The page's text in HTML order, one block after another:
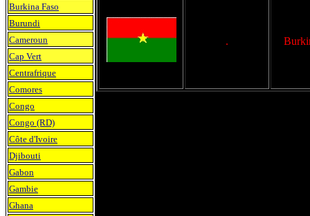
.
Burkina Faso
Burundi
Cameroun
Cap Vert
Centrafrique
Comores
Congo
Congo (RD)
Côte d'Ivoire
Djibouti
Gabon
Gambie
Ghana